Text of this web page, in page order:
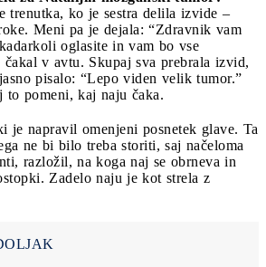
trenutka, ko je sestra delila izvide –
Meni pa je dejala: “Zdravnik vam
oglasite in vam bo vse
v avtu. Skupaj sva prebrala izvid,
pisalo: “Lepo viden velik tumor.”
to pomeni, kaj naju čaka.
je napravil omenjeni posnetek glave. Ta
ne bi bilo treba storiti, saj načeloma
razložil, na koga naj se obrneva in
Zadelo naju je kot strela z